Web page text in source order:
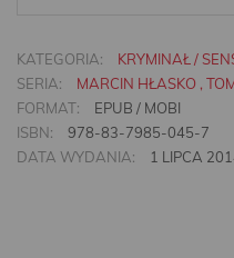
KATEGORIA:
KRYMINAŁ /
SERIA:
MARCIN HŁASKO ,
FORMAT:
EPUB / MOBI
ISBN:
978-83-7985-045-7
DATA WYDANIA:
1 LIPCA